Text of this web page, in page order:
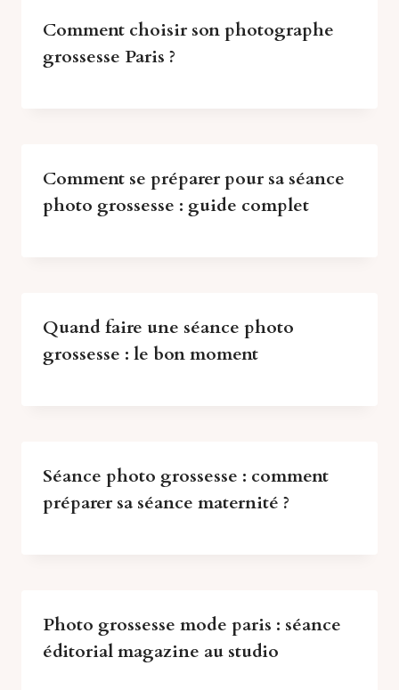
Comment choisir son photographe
grossesse Paris ?
Comment se préparer pour sa séance
photo grossesse : guide complet
Quand faire une séance photo
grossesse : le bon moment
Séance photo grossesse : comment
préparer sa séance maternité ?
Photo grossesse mode paris : séance
éditorial magazine au studio